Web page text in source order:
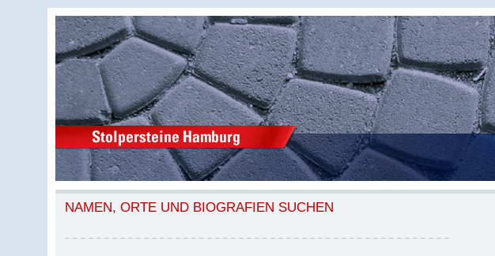
NAMEN, ORTE UND BIOGRAFIEN SUCHEN